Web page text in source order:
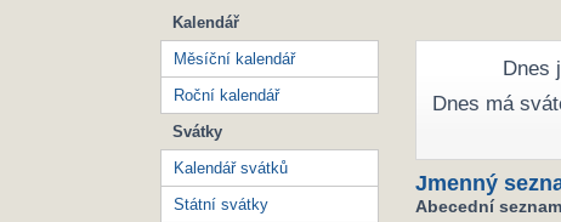
Dnes
Dnes má
Jmenný
Abecední
Kalendář
Měsíční kalendář
Roční kalendář
Svátky
Kalendář svátků
Státní svátky